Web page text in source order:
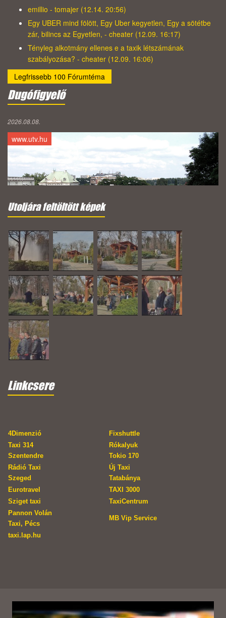
emillio - tomajer (12.14. 20:56)
Egy UBER mind fölött, Egy Uber kegyetlen, Egy a sötétbe
zár, bilincs az Egyetlen, - cheater (12.09. 16:17)
Tényleg alkotmány ellenes e a taxik létszámának
szabályozása? - cheater (12.09. 16:06)
Legfrissebb 100 Fórumtéma
Dugófigyelő
2026.08.08.
www.utv.hu
Utoljára feltöltött képek
Linkcsere
4Dimenzió
Fixshuttle
Taxi 314
Szentendre
Rókalyuk
Tokio 170
Rádió Taxi
Szeged
Új Taxi
Tatabánya
Eurotravel
TAXI 3000
Sziget taxi
TaxiCentrum
Pannon Volán
Taxi, Pécs
MB Vip Service
taxi.lap.hu